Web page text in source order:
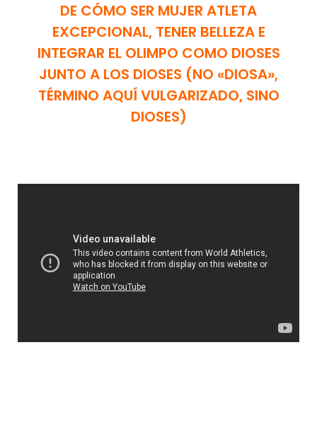
DE CÓMO SER MUJER ATLETA
EXCEPCIONAL, TENER BELLEZA E
INTEGRAR EL OLIMPO COMO DIOSES
JUNTO A LOS DIOSES (NO «DIOSA»,
TÉRMINO AQUÍ VULGARIZADO, SINO
DIOSES)